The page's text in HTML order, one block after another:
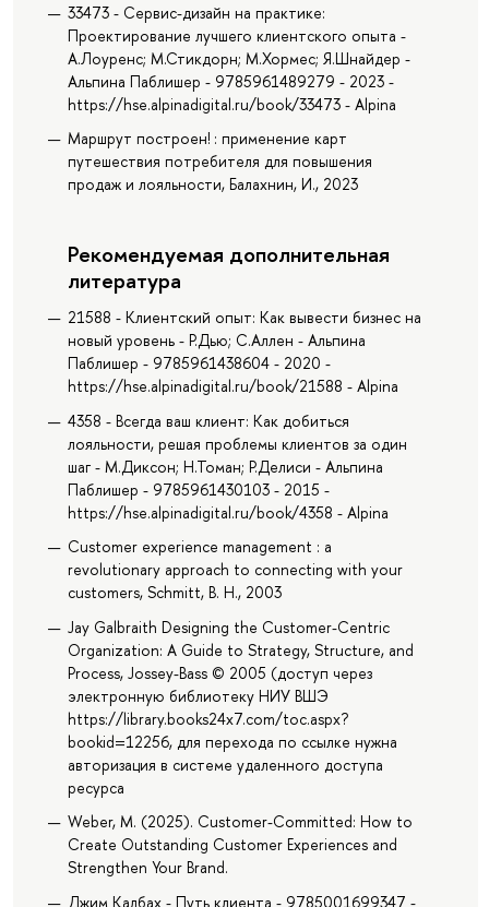
33473 - Сервис-дизайн на практике:
Проектирование лучшего клиентского опыта -
А.Лоуренс; М.Стикдорн; М.Хормес; Я.Шнайдер -
Альпина Паблишер - 9785961489279 - 2023 -
https://hse.alpinadigital.ru/book/33473 - Alpina
Маршрут построен! : применение карт
путешествия потребителя для повышения
продаж и лояльности, Балахнин, И., 2023
Рекомендуемая дополнительная
литература
21588 - Клиентский опыт: Как вывести бизнес на
новый уровень - Р.Дью; С.Аллен - Альпина
Паблишер - 9785961438604 - 2020 -
https://hse.alpinadigital.ru/book/21588 - Alpina
4358 - Всегда ваш клиент: Как добиться
лояльности, решая проблемы клиентов за один
шаг - М.Диксон; Н.Томан; Р.Делиси - Альпина
Паблишер - 9785961430103 - 2015 -
https://hse.alpinadigital.ru/book/4358 - Alpina
Customer experience management : a
revolutionary approach to connecting with your
customers, Schmitt, B. H., 2003
Jay Galbraith Designing the Customer-Centric
Organization: A Guide to Strategy, Structure, and
Process, Jossey-Bass © 2005 (доступ через
электронную библиотеку НИУ ВШЭ
https://library.books24x7.com/toc.aspx?
bookid=12256, для перехода по ссылке нужна
авторизация в системе удаленного доступа
ресурса
Weber, M. (2025). Customer-Committed: How to
Create Outstanding Customer Experiences and
Strengthen Your Brand.
Джим Калбах - Путь клиента - 9785001699347 -